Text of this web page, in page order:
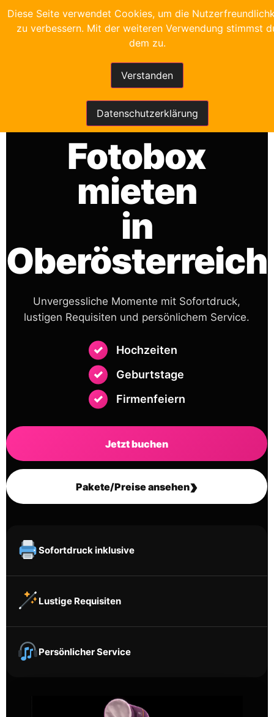
FRANKYS FOTOBOX
Fotobox
mieten
in
Oberösterreich
Unvergessliche Momente mit Sofortdruck,
lustigen Requisiten und persönlichem Service.
Hochzeiten
Geburtstage
Firmenfeiern
Jetzt buchen
Pakete/Preise ansehen›
Sofortdruck inklusive
Lustige Requisiten
Persönlicher Service
Diese Seite verwendet Cookies, um die
zu verbessern. Mit der weiteren Verwendung stimmst
dem zu.
Verstanden
Datenschutzerklärung